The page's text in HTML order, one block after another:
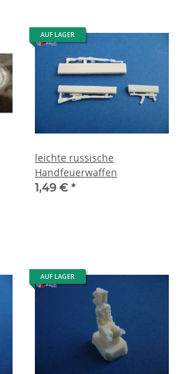
AUF LAGER
leichte russische
Handfeuerwaffen
1,49 € *
AUF LAGER